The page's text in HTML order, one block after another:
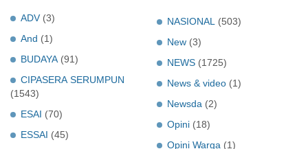
ADV (3)
And (1)
BUDAYA (91)
CIPASERA SERUMPUN
(1543)
ESAI (70)
ESSAI (45)
NASIONAL
(503)
New (3)
NEWS (1725)
News & video (1)
Newsda (2)
Opini (18)
Opini Warga (1)